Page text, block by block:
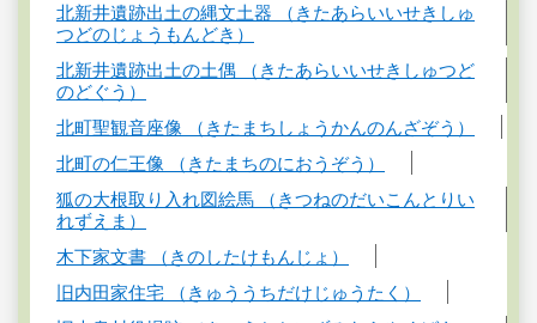
北新井遺跡出土の縄文土器 （きたあらいいせきしゅ
つどのじょうもんどき）
北新井遺跡出土の土偶 （きたあらいいせきしゅつど
のどぐう）
北町聖観音座像 （きたまちしょうかんのんざぞう）
北町の仁王像 （きたまちのにおうぞう）
狐の大根取り入れ図絵馬 （きつねのだいこんとりい
れずえま）
木下家文書 （きのしたけもんじょ）
旧内田家住宅 （きゅううちだけじゅうたく）